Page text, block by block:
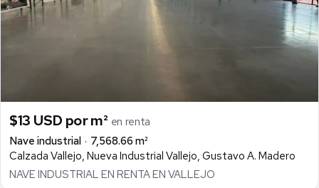
$13 USD por m² en renta
Nave industrial
7,568.66 m²
Calzada Vallejo, Nueva Industrial Vallejo, Gustavo A. Madero
NAVE INDUSTRIAL EN RENTA EN VALLEJO